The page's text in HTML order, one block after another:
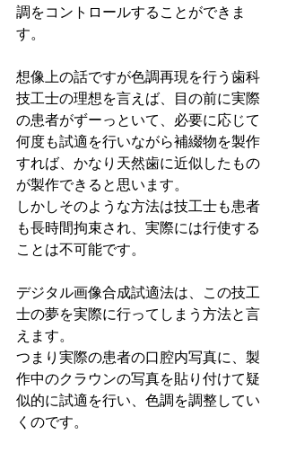
調をコントロールすることができま
す。
想像上の話ですが色調再現を行う歯科
技工士の理想を言えば、目の前に実際
の患者がずーっといて、必要に応じて
何度も試適を行いながら補綴物を製作
すれば、かなり天然歯に近似したもの
が製作できると思います。
しかしそのような方法は技工士も患者
も長時間拘束され、実際には行使する
ことは不可能です。
デジタル画像合成試適法は、この技工
士の夢を実際に行ってしまう方法と言
えます。
つまり実際の患者の口腔内写真に、製
作中のクラウンの写真を貼り付けて疑
似的に試適を行い、色調を調整してい
くのです。